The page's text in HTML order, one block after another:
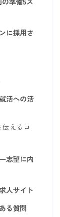
に採用さ
活への活
えるコ
志望に内
人サイト
る質問